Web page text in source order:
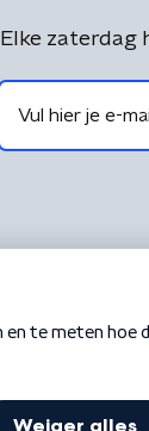
Elke zaterdag